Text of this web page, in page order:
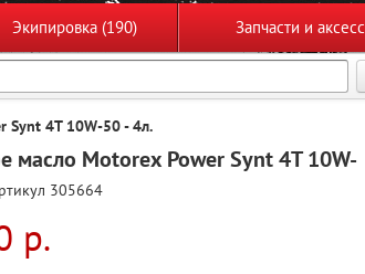
Экипировка (190) Запчасти и
Synt 4T 10W-50 - 4л.
масло Motorex Power Synt 4T 10W-
305664
р.